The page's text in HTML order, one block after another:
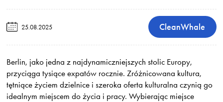
25.08.2025 CleanWhale
Berlin, jako jedna z najdynamiczniejszych stolic Europy,
przyciąga tysiące expatów rocznie. Zróżnicowana kultura,
tętniące życiem dzielnice i szeroka oferta kulturalna czynią go
idealnym miejscem do życia i pracy. Wybierając miejsce